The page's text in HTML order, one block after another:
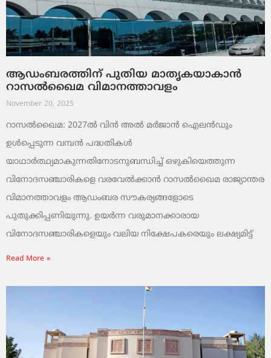
ആഡംബരത്തിന് പുതിയ മാതൃകയാകാൻ
റാസൽഖൈമ വിമാനത്താവളം
November 20, 2025
റാസൽഖൈമ: 2027ൽ വിൻ അൽ മർജാൻ ഐലൻഡും
ഉൾപ്പെടുന്ന വമ്പൻ പദ്ധതികൾ
യാഥാർത്ഥ്യമാകുന്നതിനോടനുബന്ധിച്ച് ഒഴുകിയെത്തുന്ന
വിനോദസഞ്ചാരികളെ വരവേൽക്കാൻ റാസൽഖൈമ രാജ്യാന്തര
വിമാനത്താവളം ആഡംബര സൗകര്യങ്ങളോടെ
പുതുക്കിപ്പണിയുന്നു. ഉയർന്ന വരുമാനക്കാരായ
വിനോദസഞ്ചാരികളെയും വലിയ നിക്ഷേപകരെയും ലക്ഷ്യമിട്ട്
Read More »